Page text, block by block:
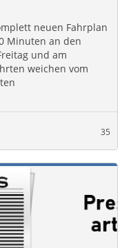
neuen Fahrplan
Minuten an den
und am
weichen vom
35